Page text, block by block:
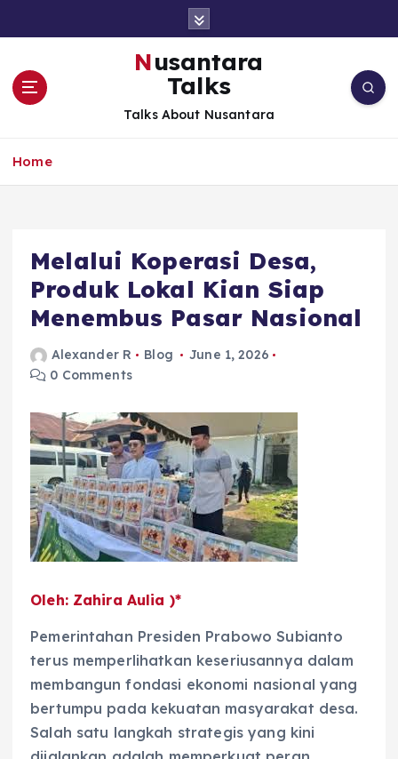
Nusantara
Talks
Talks About Nusantara
Home
Melalui Koperasi Desa,
Produk Lokal Kian Siap
Menembus Pasar Nasional
Alexander R Blog
June 1, 2026
0 Comments
Oleh: Zahira Aulia )*
Pemerintahan Presiden Prabowo Subianto
terus memperlihatkan keseriusannya dalam
membangun fondasi ekonomi nasional yang
bertumpu pada kekuatan masyarakat desa.
Salah satu langkah strategis yang kini